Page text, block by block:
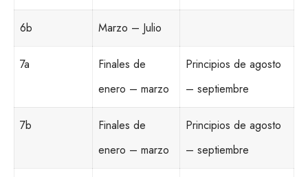
6b Marzo – Julio
7a
Finales de
enero – marzo
Principios de agosto
– septiembre
7b
Finales de
enero – marzo
Principios de agosto
– septiembre